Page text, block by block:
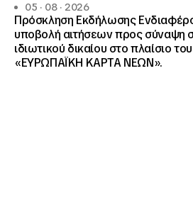
05 · 08 · 2026
Πρόσκληση Εκδήλωσης
υποβολή αιτήσεων προς σύναψη
ιδιωτικού δικαίου στο πλαίσιο
«ΕΥΡΩΠΑΪΚΗ ΚΑΡΤΑ ΝΕΩΝ».